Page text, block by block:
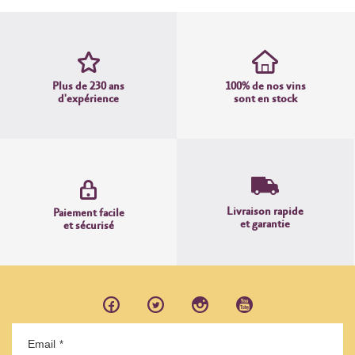
Plus de 230 ans
d'expérience
100% de nos vins
sont en stock
Paiement facile
et sécurisé
Livraison rapide
et garantie
Email *